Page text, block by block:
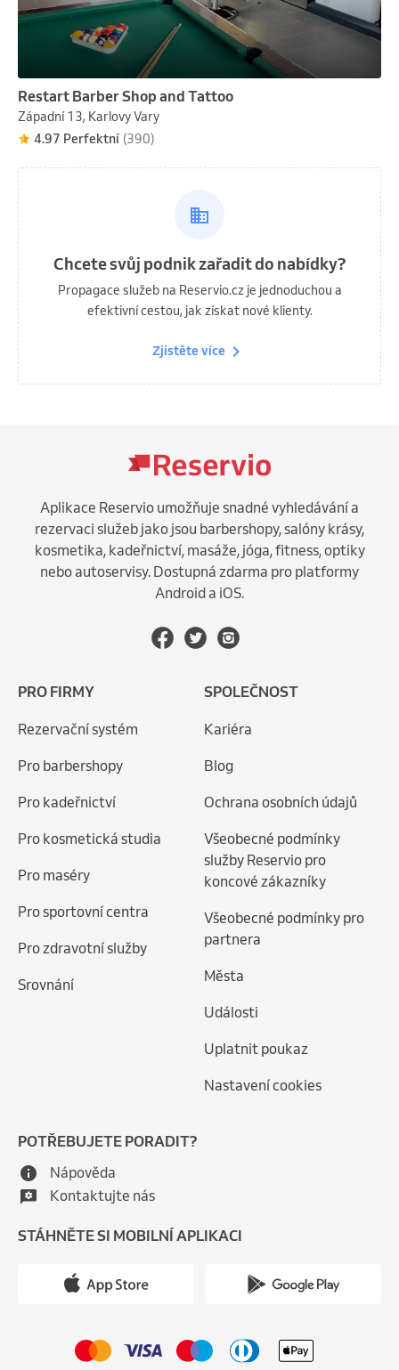
Restart Barber Shop and Tattoo
Západní 13, Karlovy Vary
4.97 Perfektní (390)
Chcete svůj podnik zařadit do nabídky?
Propagace služeb na Reservio.cz je jednoduchou a
efektivní cestou, jak získat nové klienty.
Zjistěte více
Aplikace Reservio umožňuje snadné vyhledávání a
rezervaci služeb jako jsou barbershopy, salóny krásy,
kosmetika, kadeřnictví, masáže, jóga, fitness, optiky
nebo autoservisy. Dostupná zdarma pro platformy
Android a iOS.
PRO FIRMY
Rezervační systém
Pro barbershopy
Pro kadeřnictví
Pro kosmetická studia
Pro maséry
Pro sportovní centra
Pro zdravotní služby
Srovnání
SPOLEČNOST
Kariéra
Blog
Ochrana osobních údajů
Všeobecné podmínky
služby Reservio pro
koncové zákazníky
Všeobecné podmínky pro
partnera
Města
Události
Uplatnit poukaz
Nastavení cookies
POTŘEBUJETE PORADIT?
Nápověda
Kontaktujte nás
STÁHNĚTE SI MOBILNÍ APLIKACI